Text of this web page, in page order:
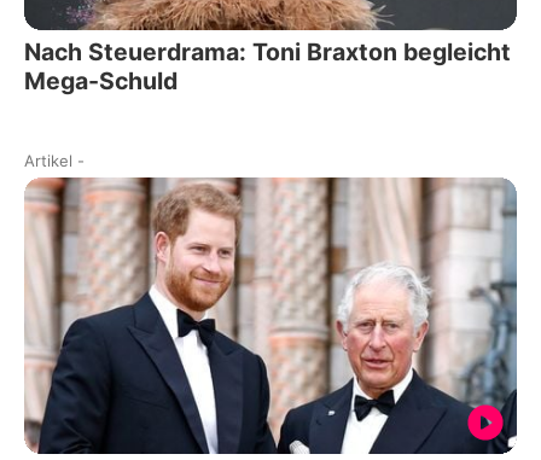
Nach Steuerdrama: Toni Braxton begleicht
Mega-Schuld
Artikel -